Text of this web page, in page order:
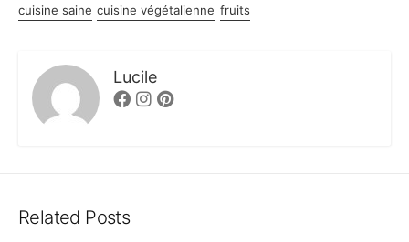
cuisine saine cuisine végétalienne fruits
Lucile
FacebookInstagram
Pinterest
Related Posts